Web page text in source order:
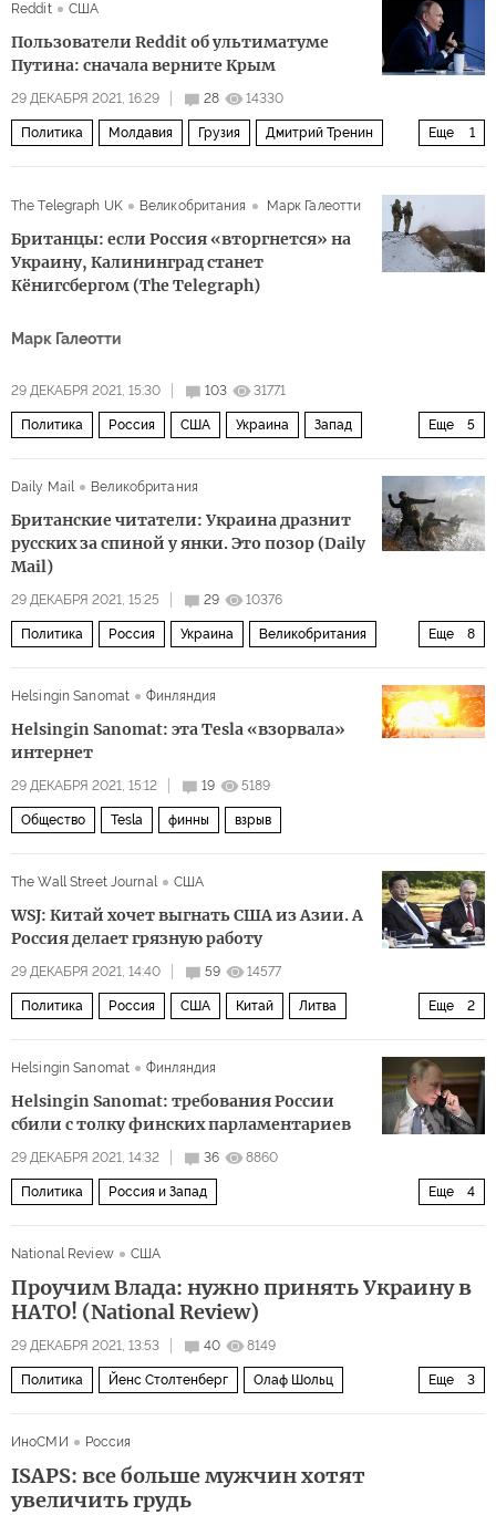
Reddit
США
Пользователи Reddit об ультиматуме
Путина: сначала верните Крым
29 ДЕКАБРЯ 2021, 16:29 28 14330
Еще 1
Политика Молдавия Грузия Дмитрий Тренин
The Telegraph UK Великобритания Марк Галеотти
Британцы: если Россия «вторгнется» на
Украину, Калининград станет
Кёнигсбергом (The Telegraph)
Марк Галеотти
29 ДЕКАБРЯ 2021, 15:30 103 31771
Еще 5
Политика Россия США Украина Запад
Daily Mail Великобритания
Британские читатели: Украина дразнит
русских за спиной у янки. Это позор (Daily
Mail)
29 ДЕКАБРЯ 2021, 15:25 29 10376
Еще 8
Политика Россия Украина Великобритания
Helsingin Sanomat Финляндия
Helsingin Sanomat: эта Tesla «взорвала»
интернет
29 ДЕКАБРЯ 2021, 15:12 19 5189
Общество Tesla финны взрыв
The Wall Street Journal США
WSJ: Китай хочет выгнать США из Азии. А
Россия делает грязную работу
29 ДЕКАБРЯ 2021, 14:40 59 14577
Еще 2
Политика Россия США Китай Литва
Helsingin Sanomat
Финляндия
Helsingin Sanomat: требования России
сбили с толку финских парламентариев
29 ДЕКАБРЯ 2021, 14:32 36 8860
Еще 4
Политика Россия и Запад
National Review США
Проучим Влада: нужно принять Украину в
НАТО! (National Review)
29 ДЕКАБРЯ 2021, 13:53 40 8149
Еще 3
Политика Йенс Столтенберг Олаф Шольц
ИноСМИ
Россия
ISAPS: все больше мужчин хотят
увеличить грудь